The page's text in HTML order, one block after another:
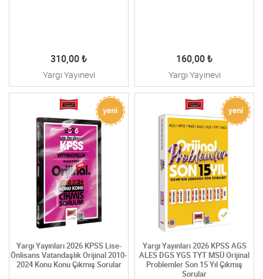
310,00 ₺
Yargı Yayınevi
160,00 ₺
Yargı Yayınevi
Yargı Yayınları 2026 KPSS Lise-
Önlisans Vatandaşlık Orijinal 2010-
2024 Konu Konu Çıkmış Sorular
Yargı Yayınları 2026 KPSS AGS
ALES DGS YGS TYT MSÜ Orijinal
Problemler Son 15 Yıl Çıkmış
Sorular